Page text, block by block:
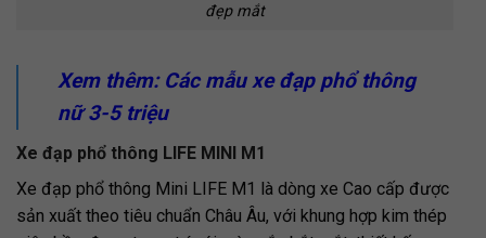
đẹp mắt
Xem thêm: Các mẫu xe đạp phổ thông
nữ 3-5 triệu
Xe đạp phổ thông LIFE MINI M1
Xe đạp phổ thông Mini LIFE M1 là dòng xe Cao cấp được
sản xuất theo tiêu chuẩn Châu Âu, với khung hợp kim thép